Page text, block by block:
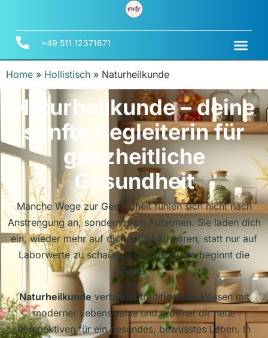
+49 511 12371671
Home » Hollistisch » Naturheilkunde
Naturheilkunde – deine
sanfte Begleiterin für
ganzheitliche
Gesundheit
Manche Wege zur Gesundheit fühlen sich nicht nach
Anstrengung an, sondern nach Aufatmen. Sie laden dich
ein, wieder mehr auf dich selbst zu hören, statt nur auf
Laborwerte zu schauen – und genau da beginnt die
Reise.
Naturheilkunde verbindet traditionelles Wissen mit
moderner Lebensweise und eröffnet dir neue
Perspektiven für ein gesundes, bewusstes Leben. In